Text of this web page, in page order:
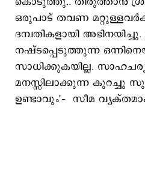
ഒരുപാട് തവണ
ദമ്പതികളായി
നഷ്ടപ്പെടുത്തുന്ന
സാധിക്കുകയില്ല.
മനസ്സിലാക്കുന്ന
ഉണ്ടാവും'– സീമ